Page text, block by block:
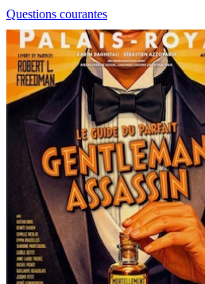
Questions courantes